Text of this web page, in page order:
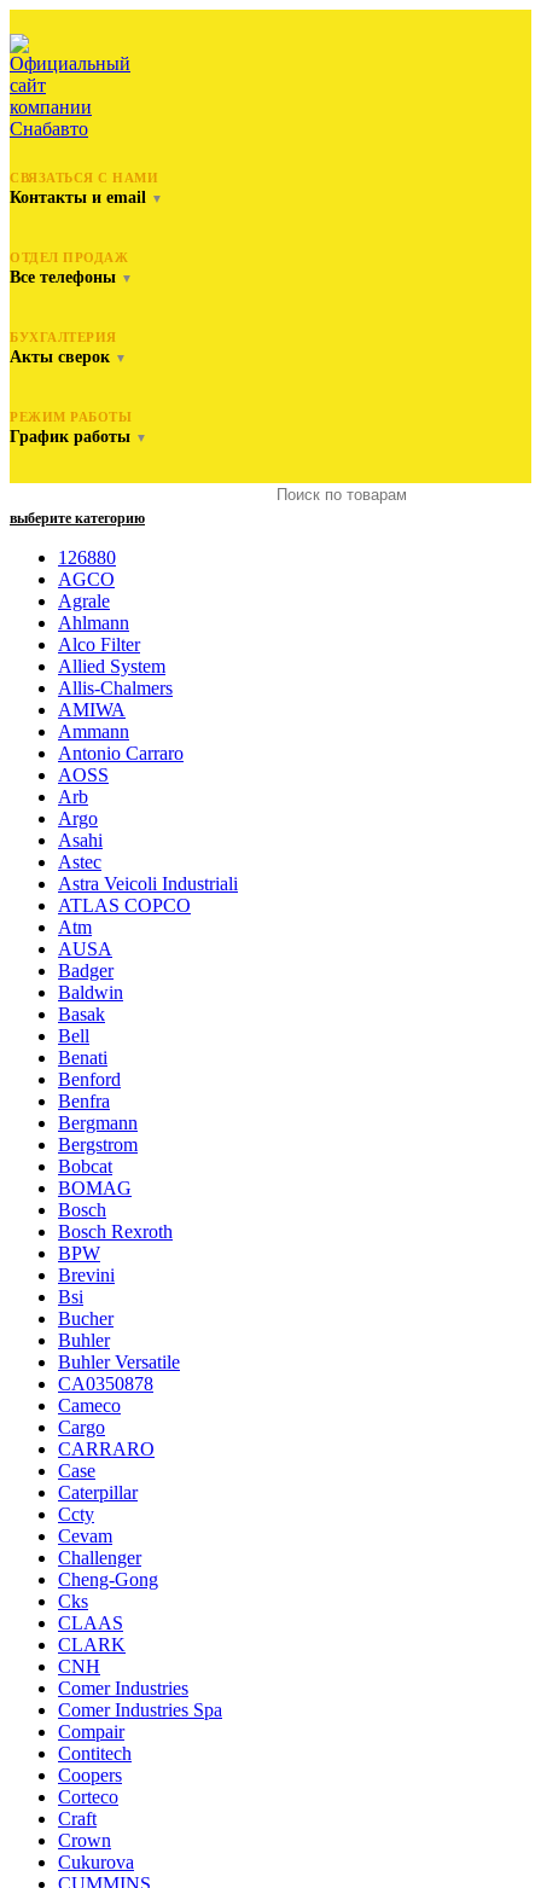
СВЯЗАТЬСЯ С НАМИ
Контакты и email ▼
ОТДЕЛ ПРОДАЖ
Все телефоны ▼
БУХГАЛТЕРИЯ
Акты сверок ▼
РЕЖИМ РАБОТЫ
График работы ▼
выберите категорию
126880
AGCO
Agrale
Ahlmann
Alco Filter
Allied System
Allis-Chalmers
AMIWA
Ammann
Antonio Carraro
AOSS
Arb
Argo
Asahi
Astec
Astra Veicoli Industriali
ATLAS COPCO
Atm
AUSA
Badger
Baldwin
Basak
Bell
Benati
Benford
Benfra
Bergmann
Bergstrom
Bobcat
BOMAG
Bosch
Bosch Rexroth
BPW
Brevini
Bsi
Bucher
Buhler
Buhler Versatile
CA0350878
Cameco
Cargo
CARRARO
Case
Caterpillar
Ccty
Cevam
Challenger
Cheng-Gong
Cks
CLAAS
CLARK
CNH
Comer Industries
Comer Industries Spa
Compair
Contitech
Coopers
Corteco
Craft
Crown
Cukurova
CUMMINS